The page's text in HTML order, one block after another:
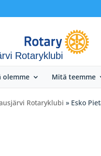
Rotaryklubi
olemme Mitä teemme
Rotaryklubi » Esko